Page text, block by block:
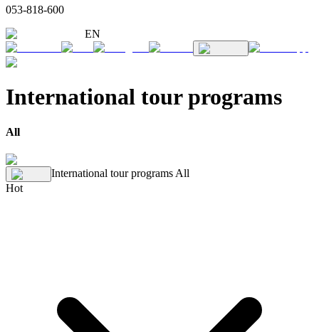
053-818-600
EN
International tour programs
All
International tour programs All
Hot